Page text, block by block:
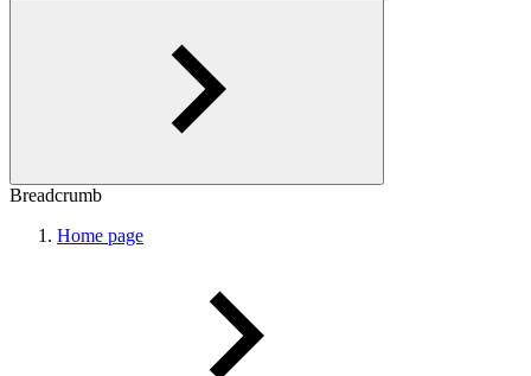
Breadcrumb
Home page